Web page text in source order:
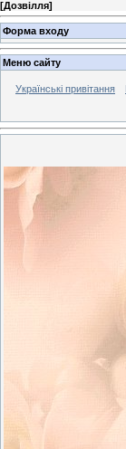
[Дозвілля]
Форма входу
Меню сайту
Українські привітання